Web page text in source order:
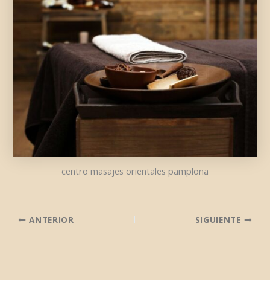
centro masajes orientales pamplona
ANTERIOR SIGUIENTE